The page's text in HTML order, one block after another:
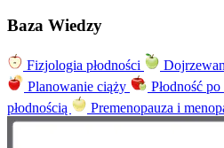
Baza Wiedzy
Fizjologia płodności
Planowanie ciąży
Płodność
płodnością
Premenopauza i